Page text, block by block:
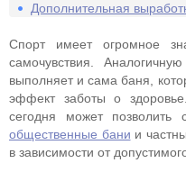
Дополнительная
Спорт имеет огромное
самочувствия.
выполняет и сама баня,
эффект заботы о
сегодня может
общественные бани и
в зависимости от